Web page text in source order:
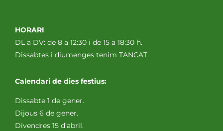
HORARI
DL a DV: de 8 a 12:30 i de 15 a 18:30 h.
Dissabtes i diumenges tenim TANCAT.
Calendari de dies festius:
Dissabte 1 de gener.
Dijous 6 de gener.
Divendres 15 d’abril.